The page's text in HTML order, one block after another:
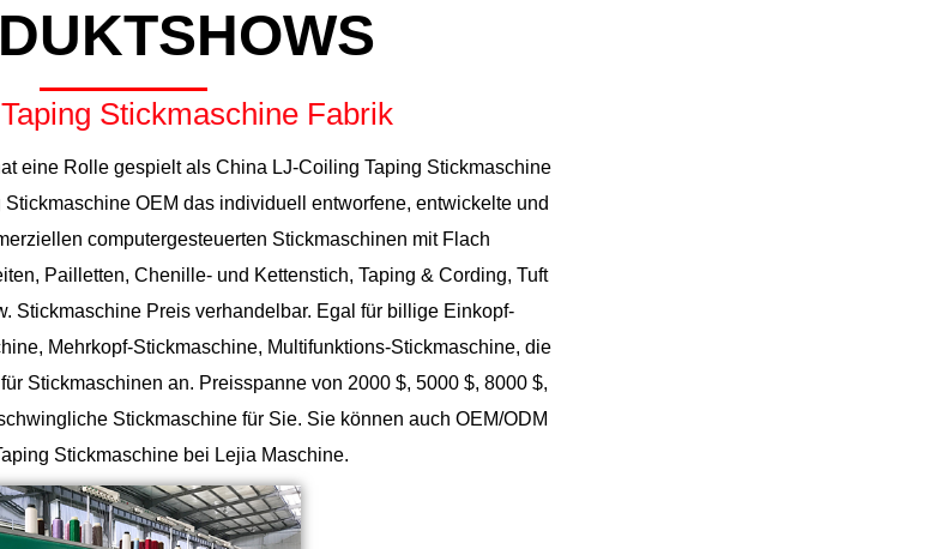
Stickmaschine Fabrik
eine Rolle gespielt als China LJ-Coiling Taping Stickmaschine
Stickmaschine OEM das individuell entworfene, entwickelte und
computergesteuerten Stickmaschinen mit Flach
Pailletten, Chenille- und Kettenstich, Taping & Cording, Tuft
Stickmaschine Preis verhandelbar. Egal für billige Einkopf-
Mehrkopf-Stickmaschine, Multifunktions-Stickmaschine, die
Stickmaschinen an. Preisspanne von 2000 $, 5000 $, 8000 $,
Stickmaschine für Sie. Sie können auch OEM/ODM
Stickmaschine bei Lejia Maschine.